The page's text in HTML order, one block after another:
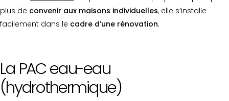
plus de convenir aux maisons individuelles, elle s’installe
facilement dans le cadre d’une rénovation.
La PAC eau-eau
(hydrothermique)